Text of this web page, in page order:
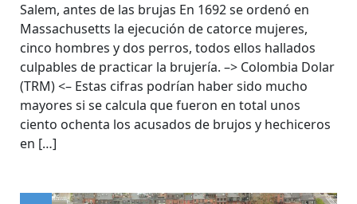
Salem, antes de las brujas En 1692 se ordenó en
Massachusetts la ejecución de catorce mujeres,
cinco hombres y dos perros, todos ellos hallados
culpables de practicar la brujería. –> Colombia Dolar
(TRM) <– Estas cifras podrían haber sido mucho
mayores si se calcula que fueron en total unos
ciento ochenta los acusados de brujos y hechiceros
en […]